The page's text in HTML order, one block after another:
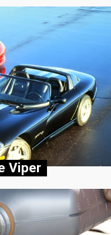
Viper